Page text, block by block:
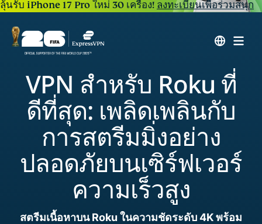
ลุ้นรับ iPhone 17 Pro ใหม่ 30 เครื่อง! ลงทะเบียนเพื่อร่วมสนุก
VPN สำหรับ Roku ที่
ดีที่สุด: เพลิดเพลินกับ
การสตรีมมิ่งอย่าง
ปลอดภัยบนเซิร์ฟเวอร์
ความเร็วสูง
สตรีมเนื้อหาบน Roku ในความชัดระดับ 4K พร้อม